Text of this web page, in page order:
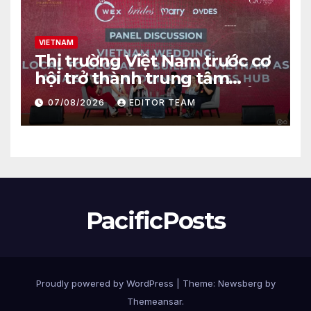
VIETNAM
Thị trường Việt Nam trước cơ
hội trở thành trung tâm
ngành cưới mới của châu Á
07/08/2026 EDITOR TEAM
PacificPosts
Proudly powered by WordPress Theme: Newsberg by
Themeansar.